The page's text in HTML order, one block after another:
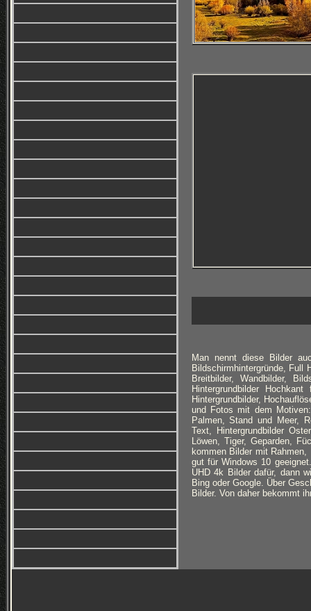
Man nennt diese Bilder
Bildschirmhintergründe, Full
Breitbilder, Wandbilder,
Hintergrundbilder
Hintergrundbilder,
und Fotos mit dem
Palmen, Stand und Meer,
Text, Hintergrundbilder
Löwen, Tiger, Geparden,
kommen Bilder mit
gut für Windows 10
UHD 4k Bilder dafür, dann
Bing oder Google. Über
Bilder. Von daher bekommt